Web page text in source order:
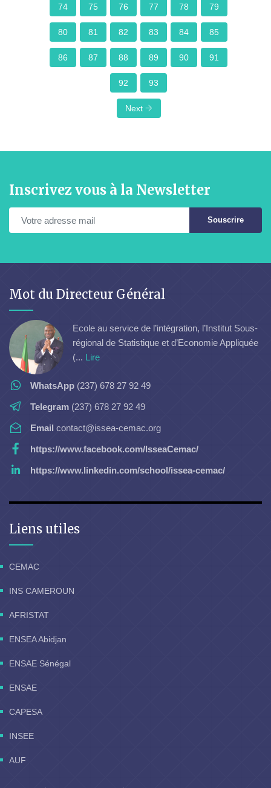
74 75 76 77 78 79
80 81 82 83 84 85
86 87 88 89 90 91
92 93
Next
Inscrivez vous à la Newsletter
Souscrire
Mot du Directeur Général
Ecole au service de l’intégration, l’Institut Sous-
régional de Statistique et d’Economie Appliquée
(... Lire
WhatsApp (237) 678 27 92 49
Telegram (237) 678 27 92 49
Email contact@issea-cemac.org
https://www.facebook.com/IsseaCemac/
https://www.linkedin.com/school/issea-cemac/
Liens utiles
CEMAC
INS CAMEROUN
AFRISTAT
ENSEA Abidjan
ENSAE Sénégal
ENSAE
CAPESA
INSEE
AUF